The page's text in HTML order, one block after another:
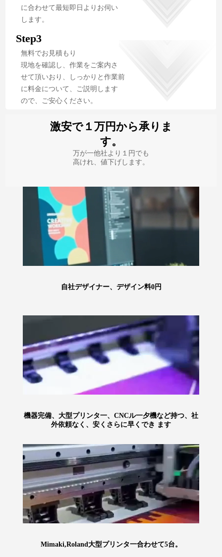
に合わせて最短即日よりお伺い
します。
Step3
無料でお見積もり
現地を確認し、作業をご案内さ
せて頂いおり、しっかりと作業前
に料金について、ご説明します
ので、ご安心ください。
激安で１万円から承りま
す。
万が一他社より１円でも
高けれ、値下げします。
自社デザイナー、デザイン料0円
機器完備、大型プリンタ一、CNCル一夕機など持つ、社
外依頼なく、安くさらに早くでき ます
Mimaki,Roland大型プリンタ一合わせて5台。